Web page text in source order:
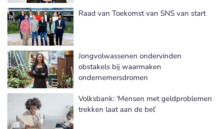
Raad van Toekomst van SNS van start
Jongvolwassenen ondervinden
obstakels bij waarmaken
ondernemersdromen
Volksbank: ‘Mensen met geldproblemen
trekken laat aan de bel’